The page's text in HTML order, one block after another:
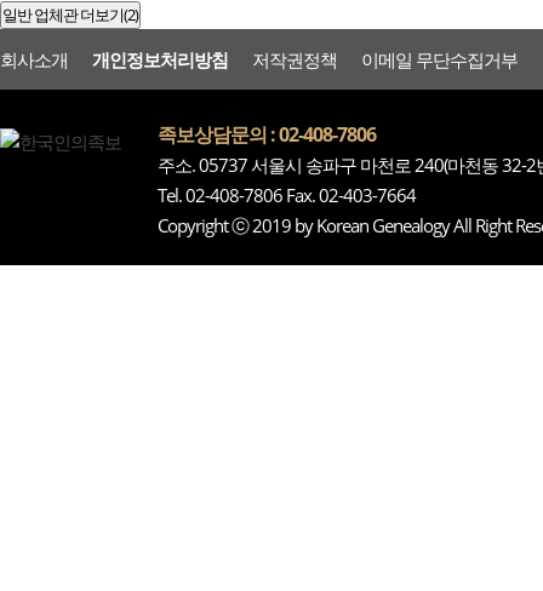
일반 업체관 더보기(2)
회사소개 개인정보처리방침 저작권정책 이메일 무단수집거부
족보상담문의 : 02-408-7806
주소. 05737 서울시 송파구 마천로 240(마천동 32-2
Tel. 02-408-7806 Fax. 02-403-7664
Copyright ⓒ 2019 by Korean Genealogy All Right